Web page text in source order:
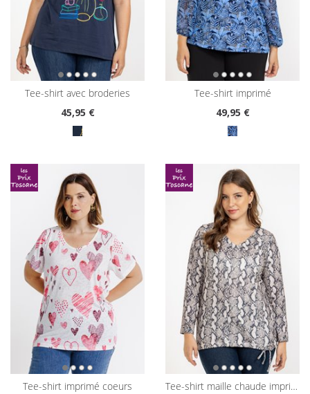
tee-shirt avec broderies
45,95 €
tee-shirt imprimé
49,95 €
tee-shirt imprimé coeurs
tee-shirt maille chaude imprimé python